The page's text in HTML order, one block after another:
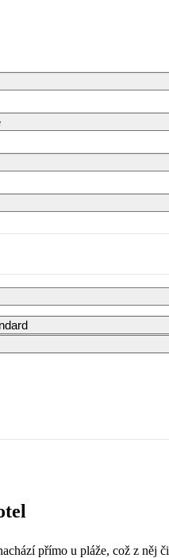
Září 2026
ST ČT PÁ SO
2
150
3 4 5
9 10 11 12
23 24 25 26
přímo u pláže, což z něj